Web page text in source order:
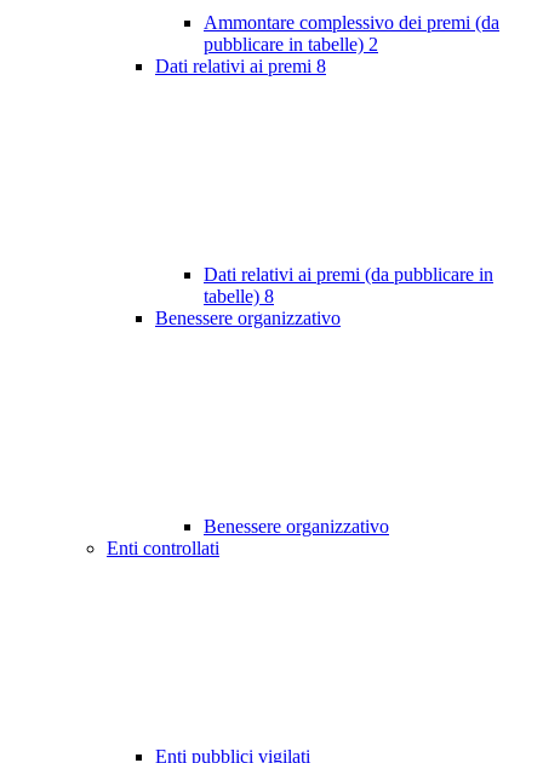
Ammontare complessivo dei premi (da
pubblicare in tabelle) 2
Dati relativi ai premi 8
Dati relativi ai premi (da pubblicare in
tabelle) 8
Benessere organizzativo
Benessere organizzativo
Enti controllati
Enti pubblici vigilati